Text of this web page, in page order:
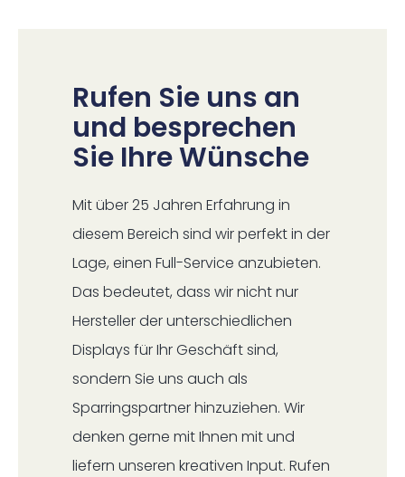
Rufen Sie uns an
und besprechen
Sie Ihre Wünsche
Mit über 25 Jahren Erfahrung in
diesem Bereich sind wir perfekt in der
Lage, einen Full-Service anzubieten.
Das bedeutet, dass wir nicht nur
Hersteller der unterschiedlichen
Displays für Ihr Geschäft sind,
sondern Sie uns auch als
Sparringspartner hinzuziehen. Wir
denken gerne mit Ihnen mit und
liefern unseren kreativen Input. Rufen